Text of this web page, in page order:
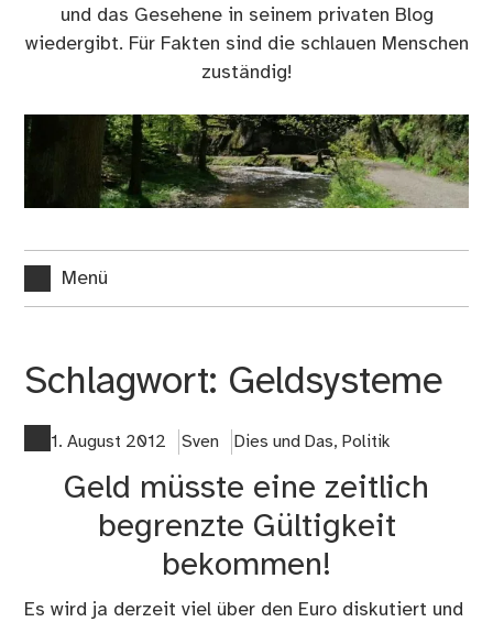
und das Gesehene in seinem privaten Blog
wiedergibt. Für Fakten sind die schlauen Menschen
zuständig!
Menü
Schlagwort: Geldsysteme
1. August 2012 Sven Dies und Das, Politik
Geld müsste eine zeitlich
begrenzte Gültigkeit
bekommen!
Es wird ja derzeit viel über den Euro diskutiert und